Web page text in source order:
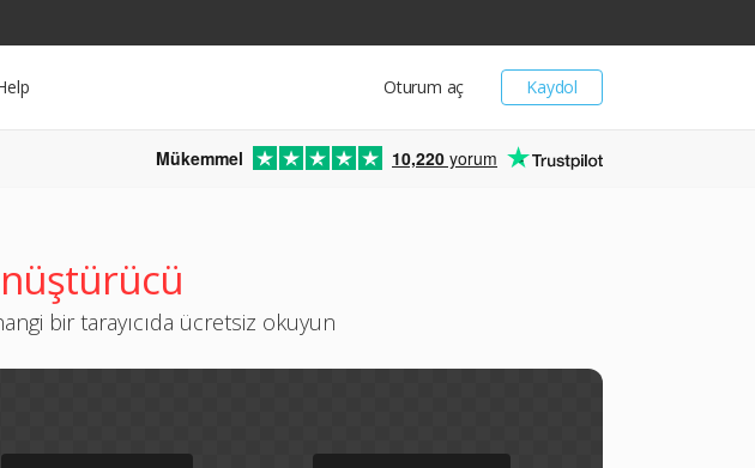
Kaydol
Oturum aç
Mükemmel 10,220 yorum
bir tarayıcıda ücretsiz okuyun